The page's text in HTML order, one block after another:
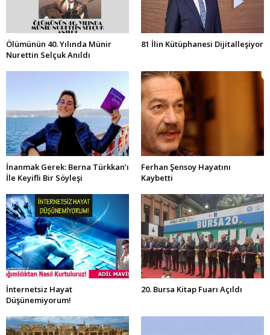
Ölümünün 40. Yılında Münir
Nurettin Selçuk Anıldı
81 İlin Kütüphanesi Dijitalleşiyor
İnanmak Gerek: Berna Türkkan’ı
İle Keyifli Bir Söyleşi
Ferhan Şensoy Hayatını
Kaybetti
İnternetsiz Hayat
Düşünemiyorum!
20. Bursa Kitap Fuarı Açıldı